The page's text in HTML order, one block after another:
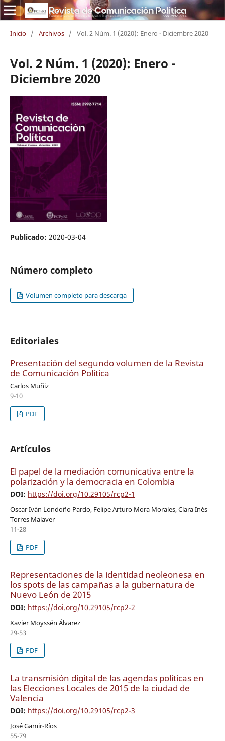
Inicio / Archivos / Vol. 2 Núm. 1 (2020): Enero - Diciembre 2020
Vol. 2 Núm. 1 (2020): Enero -
Diciembre 2020
Publicado: 2020-03-04
Número completo
Volumen completo para descarga
Editoriales
Presentación del segundo volumen de la Revista
de Comunicación Política
Carlos Muñiz
9-10
PDF
Artículos
El papel de la mediación comunicativa entre la
polarización y la democracia en Colombia
DOI: https://doi.org/10.29105/rcp2-1
Oscar Iván Londoño Pardo, Felipe Arturo Mora Morales, Clara Inés
Torres Malaver
11-28
PDF
Representaciones de la identidad neoleonesa en
los spots de las campañas a la gubernatura de
Nuevo León de 2015
DOI: https://doi.org/10.29105/rcp2-2
Xavier Moyssén Álvarez
29-53
PDF
La transmisión digital de las agendas políticas en
las Elecciones Locales de 2015 de la ciudad de
Valencia
DOI: https://doi.org/10.29105/rcp2-3
José Gamir-Ríos
55-79